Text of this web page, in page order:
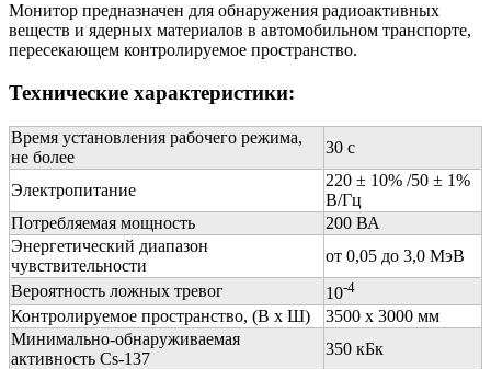
Монитор предназначен для обнаружения радиоактивных
веществ и ядерных материалов в автомобильном транспорте,
пересекающем контролируемое пространство.
Технические характеристики:
Время установления рабочего режима,
не более
30 с
Электропитание
220 ± 10% /50 ± 1%
В/Гц
Потребляемая мощность
200 ВА
Энергетический диапазон
чувствительности
от 0,05 до 3,0 МэВ
Вероятность ложных тревог
10-4
Контролируемое пространство, (В х Ш)
3500 х 3000 мм
Минимально-обнаруживаемая
активность Cs-137
350 кБк